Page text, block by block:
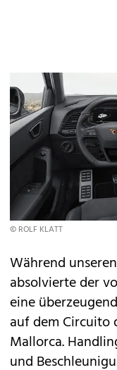
© ROLF KLATT
Während
absolvierte der
eine
auf dem Circuito
Mallorca.
und